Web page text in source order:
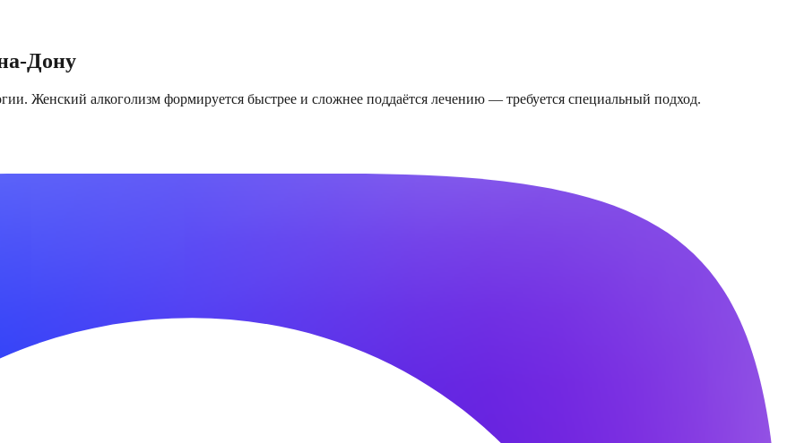
Дону
Женский алкоголизм формируется быстрее и сложнее поддаётся лечению — требуется специальный подход.